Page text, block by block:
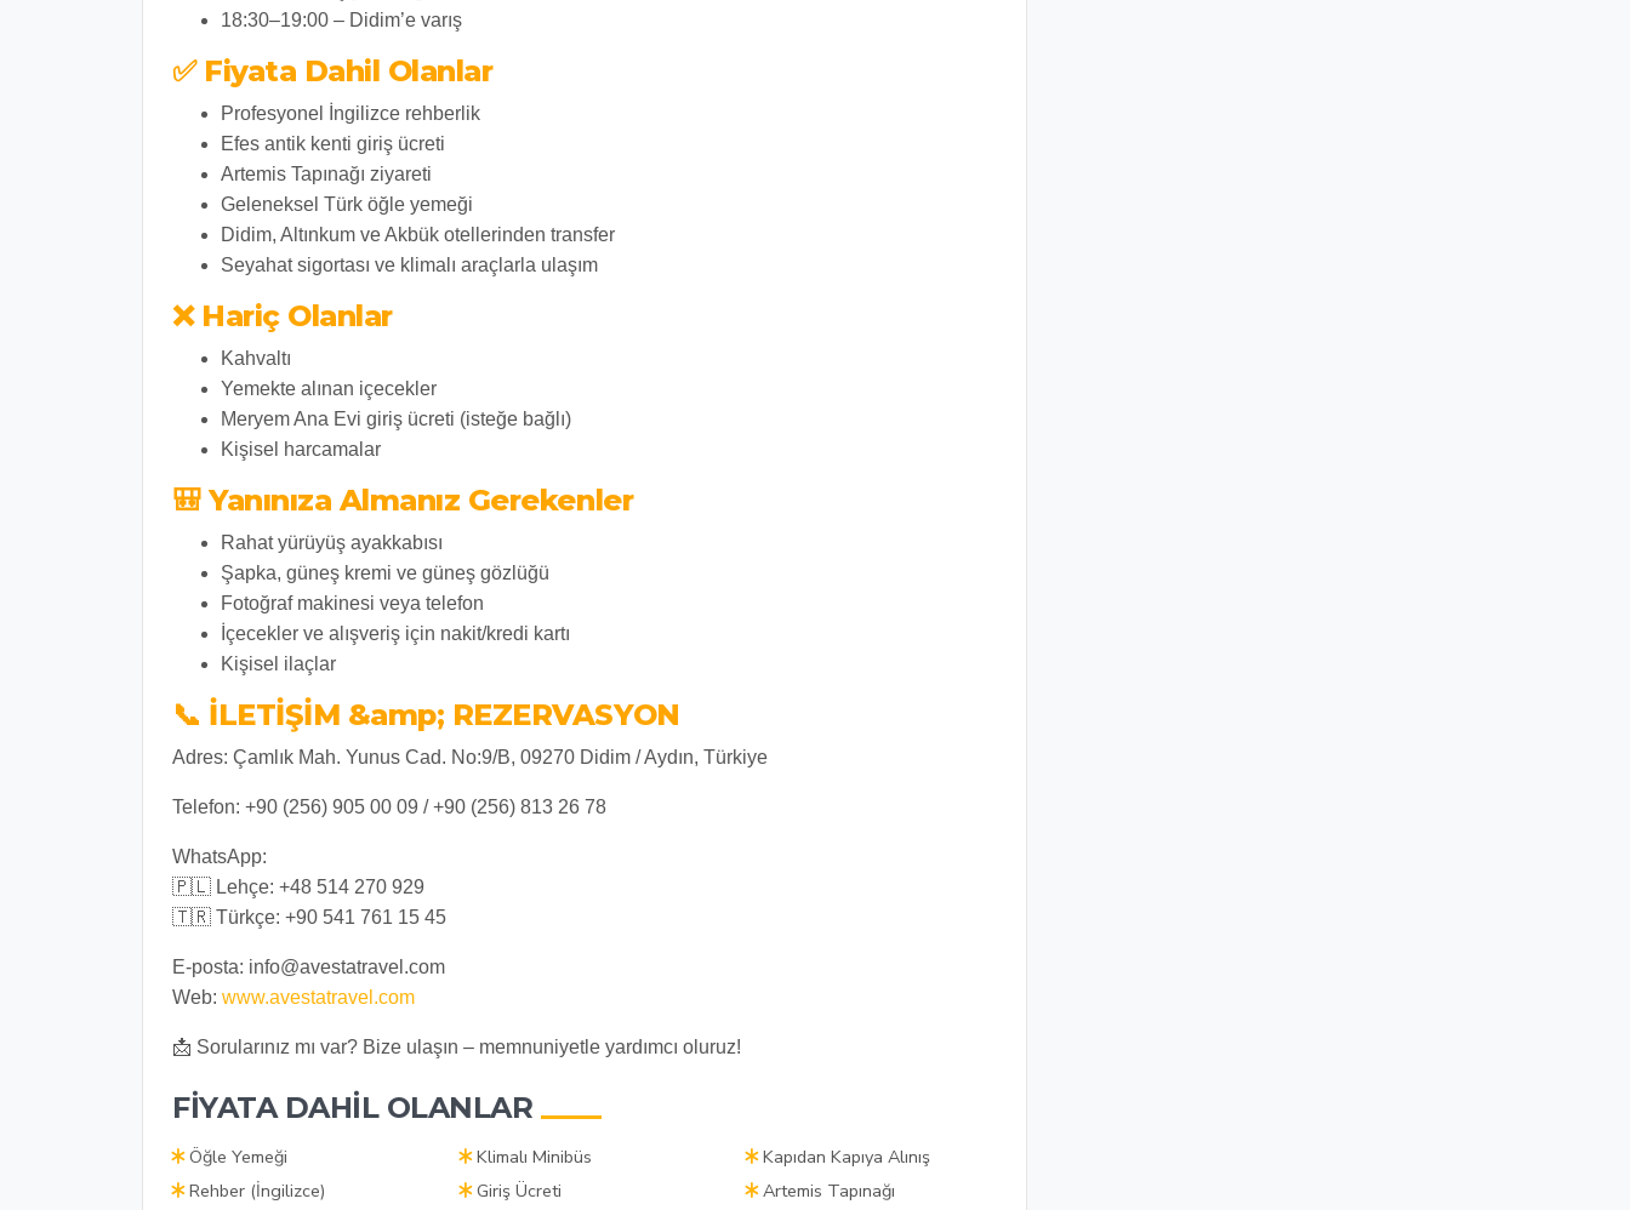
18:30–19:00 – Didim’e varış
✅ Fiyata Dahil Olanlar
Profesyonel İngilizce rehberlik
Efes antik kenti giriş ücreti
Artemis Tapınağı ziyareti
Geleneksel Türk öğle yemeği
Didim, Altınkum ve Akbük otellerinden transfer
Seyahat sigortası ve klimalı araçlarla ulaşım
❌ Hariç Olanlar
Kahvaltı
Yemekte alınan içecekler
Meryem Ana Evi giriş ücreti (isteğe bağlı)
Kişisel harcamalar
🎒 Yanınıza Almanız Gerekenler
Rahat yürüyüş ayakkabısı
Şapka, güneş kremi ve güneş gözlüğü
Fotoğraf makinesi veya telefon
İçecekler ve alışveriş için nakit/kredi kartı
Kişisel ilaçlar
📞 İLETİŞİM &amp; REZERVASYON
Adres: Çamlık Mah. Yunus Cad. No:9/B, 09270 Didim / Aydın, Türkiye
Telefon: +90 (256) 905 00 09 / +90 (256) 813 26 78
WhatsApp:
🇵🇱 Lehçe: +48 514 270 929
🇹🇷 Türkçe: +90 541 761 15 45
E-posta: info@avestatravel.com
Web: www.avestatravel.com
📩 Sorularınız mı var? Bize ulaşın – memnuniyetle yardımcı oluruz!
FIYATA DAHIL OLANLAR
Öğle Yemeği Klimalı Minibüs
Kapıdan Kapıya Alınış
Rehber (İngilizce)
Giriş Ücreti Artemis Tapınağı